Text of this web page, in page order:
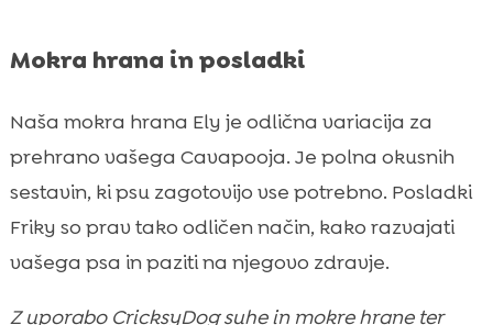
Mokra hrana in posladki
Naša mokra hrana Ely je odlična variacija za
prehrano vašega Cavapooja. Je polna okusnih
sestavin, ki psu zagotovijo vse potrebno. Posladki
Friky so prav tako odličen način, kako razvajati
vašega psa in paziti na njegovo zdravje.
Z uporabo CricksyDog suhe in mokre hrane ter